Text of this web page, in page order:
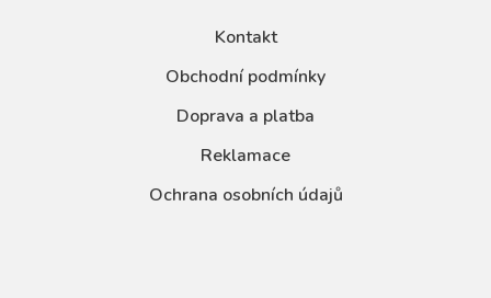
Kontakt
Obchodní podmínky
Doprava a platba
Reklamace
Ochrana osobních údajů